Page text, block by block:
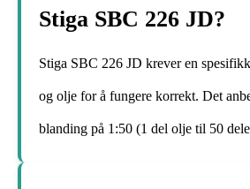
Stiga SBC 226 JD?
Stiga SBC 226 JD krever en
og olje for å fungere korrekt. Det
blanding på 1:50 (1 del olje til 50